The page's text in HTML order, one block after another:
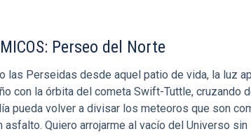
Perseo del Norte
las Perseidas desde aquel patio de vida, la luz
con la órbita del cometa Swift-Tuttle, cruzando
pueda volver a divisar los meteoros que son
Quiero arrojarme al vacío del Universo sin